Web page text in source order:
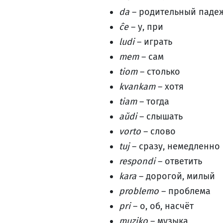
da – родительный
ĉe– у, при
ludi– играть
mem– сам
tiom– столько
kvankam– хотя
tiam– тогда
aŭdi– слышать
vorto – слово
tuj– сразу, немедленно
respondi– ответить
kara – дорогой, милый
problemo – проблема
pri– о, об, насчёт